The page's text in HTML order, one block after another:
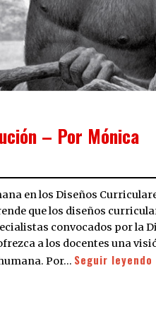
– Por Mónica
en los Diseños
que los diseños
convocados por la
a los docentes una
Por… Seguir leyendo